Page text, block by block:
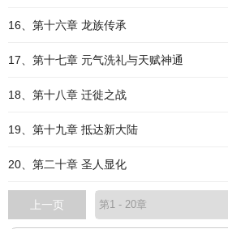
16、第十六章 龙族传承
17、第十七章 元气洗礼与天赋神通
18、第十八章 迁徙之战
19、第十九章 抵达新大陆
20、第二十章 圣人显化
上一页